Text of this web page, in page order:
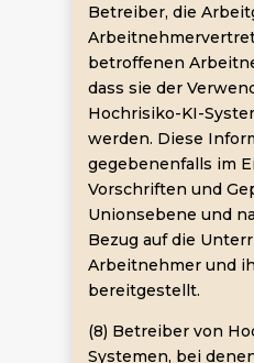
Betreiber, die
betroffenen
dass sie der
Hochrisiko-KI-
werden. Diese
gegebenenfalls im
Vorschriften und
Unionsebene und
Bezug auf die
Arbeitnehmer und
bereitgestellt.
(8) Betreiber von
Systemen, bei